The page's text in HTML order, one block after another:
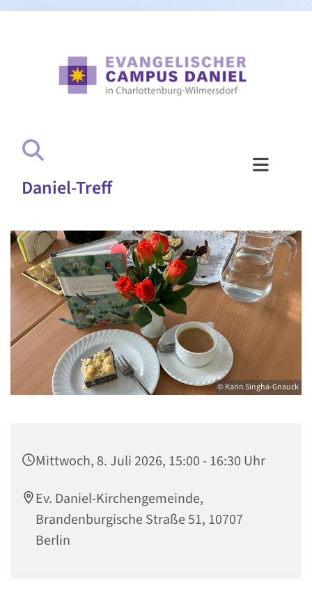
Daniel-Treff
© Karin Singha-Gnauck
Mittwoch, 8. Juli 2026, 15:00 - 16:30 Uhr
Ev. Daniel-Kirchengemeinde,
Brandenburgische Straße 51, 10707
Berlin